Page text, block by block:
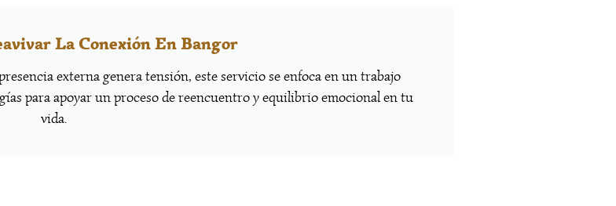
La Conexión En Bangor
externa genera tensión, este servicio se enfoca en un trabajo
para apoyar un proceso de reencuentro y equilibrio emocional en tu
vida.